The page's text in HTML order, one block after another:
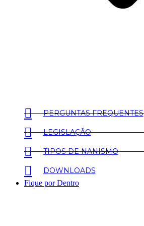
PERGUNTAS FREQUENTES
LEGISLAÇÃO
TIPOS DE NANISMO
DOWNLOADS
Fique por Dentro